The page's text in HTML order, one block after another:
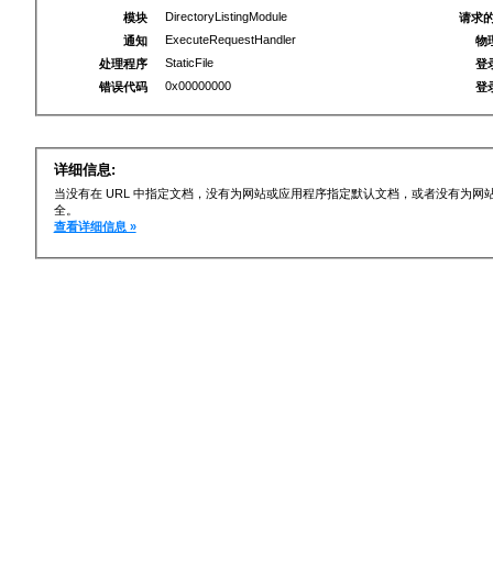
模块
DirectoryListingModule
通知
ExecuteRequestHandler
处理程序
StaticFile
错误代码
0x00000000
请求
物
登
登
详细信息:
当没有在 URL 中指定文档，没有为网站或应用程序指定默认文档，或者没有为
全。
查看详细信息 »